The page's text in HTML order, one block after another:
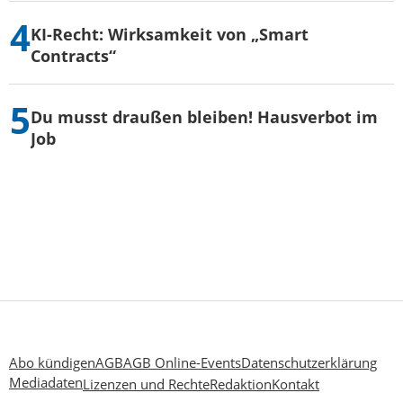
KI-Recht: Wirksamkeit von „Smart
Contracts“
Du musst draußen bleiben! Hausverbot im
Job
Abo kündigenAGBAGB Online-EventsDatenschutzerklärung
MediadatenLizenzen und RechteRedaktionKontakt